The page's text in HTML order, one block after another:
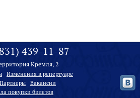
439-11-87
Кремля, 2
Изменения в репертуаре
Партнеры
Вакансии
покупки билетов